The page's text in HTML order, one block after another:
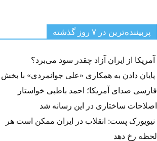
پربیننده‌ترین‌ در ۷ روز گذشته
آمریکا از ایران آزاد چقدر سود می‌برد؟
پایان دادن به همکاری «علی جوانمردی» با بخش
فارسی صدای آمریکا؛ احمد باطبی خواستار
اصلاحات ساختاری در این رسانه شد
نیویورک پست: انقلاب در ایران ممکن است هر
لحظه رخ دهد